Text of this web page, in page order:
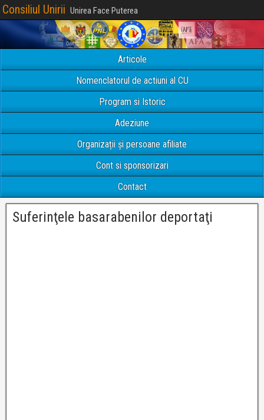
Consiliul Unirii Unirea Face Puterea
Articole
Nomenclatorul de actiuni al CU
Program si Istoric
Adeziune
Organizații și persoane afiliate
Cont si sponsorizari
Contact
Suferinţele basarabenilor deportaţi